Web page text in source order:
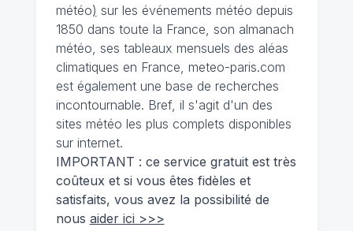
météo) sur les événements météo depuis
1850 dans toute la France, son almanach
météo, ses tableaux mensuels des aléas
climatiques en France, meteo-paris.com
est également une base de recherches
incontournable. Bref, il s'agit d'un des
sites météo les plus complets disponibles
sur internet.
IMPORTANT : ce service gratuit est très
coûteux et si vous êtes fidèles et
satisfaits, vous avez la possibilité de
nous aider ici >>>